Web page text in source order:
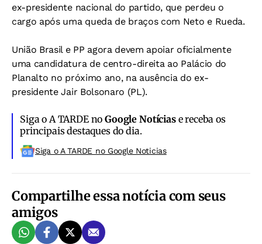
ex-presidente nacional do partido, que perdeu o
cargo após uma queda de braços com Neto e Rueda.
União Brasil e PP agora devem apoiar oficialmente
uma candidatura de centro-direita ao Palácio do
Planalto no próximo ano, na ausência do ex-
presidente Jair Bolsonaro (PL).
Siga o A TARDE noGoogle Notíciase receba os
principais destaques do dia.
Siga o A TARDE no Google Noticias
Compartilhe essa notícia com seus
amigos